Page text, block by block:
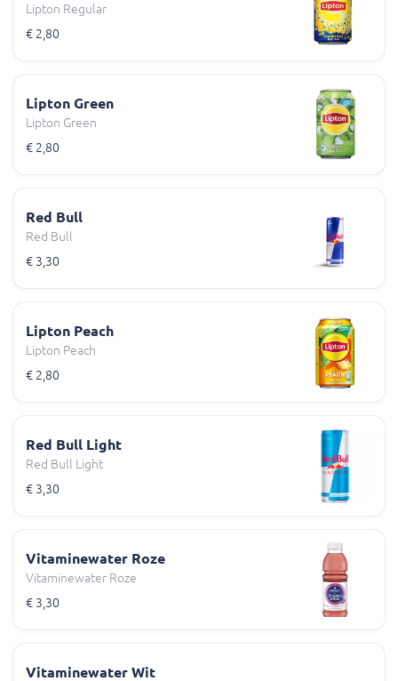
Lipton Regular
€ 2,80
Lipton Green
Lipton Green
€ 2,80
Red Bull
Red Bull
€ 3,30
Lipton Peach
Lipton Peach
€ 2,80
Red Bull Light
Red Bull Light
€ 3,30
Vitaminewater Roze
Vitaminewater Roze
€ 3,30
Vitaminewater Wit